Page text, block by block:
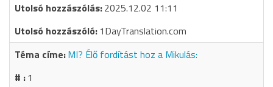
2025.12.02 11:11
1DayTranslation.com
MI? Élő fordítást hoz a Mikulás:
1